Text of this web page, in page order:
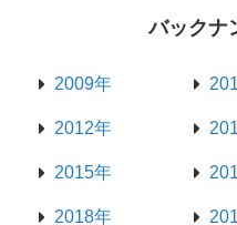
バックナ
2009年
2012年
2015年
2018年